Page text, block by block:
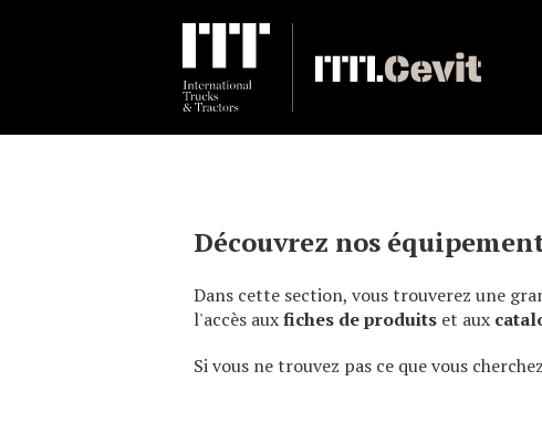
Découvrez nos
Dans cette section, vous trouverez une
l'accès auxfiches de produits et aux
Si vous ne trouvez pas ce que vous